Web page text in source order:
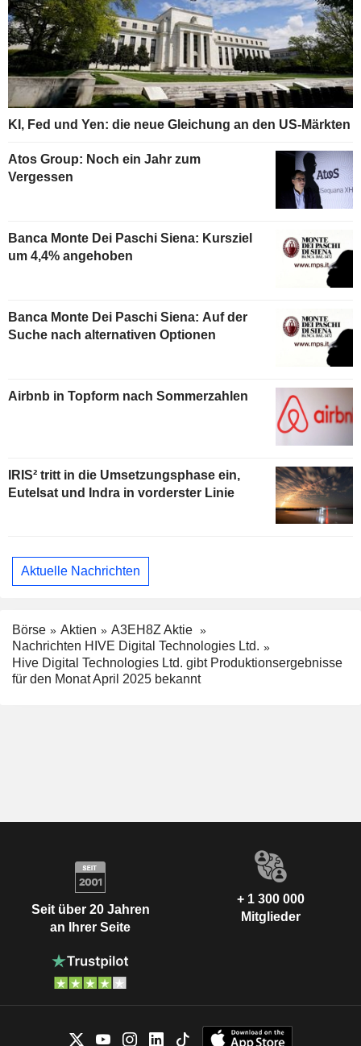
KI, Fed und Yen: die neue Gleichung an den US-Märkten
Atos Group: Noch ein Jahr zum
Vergessen
Banca Monte Dei Paschi Siena: Kursziel
um 4,4% angehoben
Banca Monte Dei Paschi Siena: Auf der
Suche nach alternativen Optionen
Airbnb in Topform nach Sommerzahlen
IRIS² tritt in die Umsetzungsphase ein,
Eutelsat und Indra in vorderster Linie
Aktuelle Nachrichten
Börse Aktien
A3EH8Z Aktie
Nachrichten HIVE Digital Technologies Ltd.
Hive Digital Technologies Ltd. gibt Produktionsergebnisse
für den Monat April 2025 bekannt
Seit über 20 Jahren
an Ihrer Seite
+ 1 300 000
Mitglieder